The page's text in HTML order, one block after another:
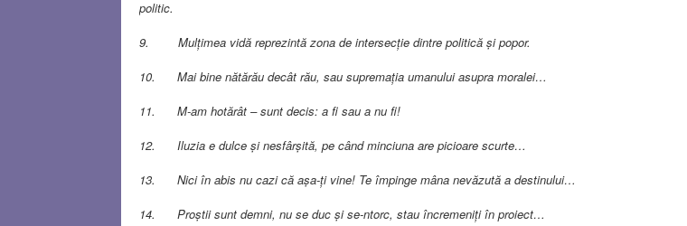
politic.
9. Mulțimea vidă reprezintă zona de intersecție dintre politică și popor.
10. Mai bine nătărău decât rău, sau supremația umanului asupra moralei…
11. M-am hotărât – sunt decis: a fi sau a nu fi!
12. Iluzia e dulce și nesfârșită, pe când minciuna are picioare scurte…
13. Nici în abis nu cazi că așa-ți vine! Te împinge mâna nevăzută a destinului…
14. Proștii sunt demni, nu se duc și se-ntorc, stau încremeniți în proiect…